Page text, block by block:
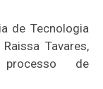
de Tecnologia
Tavares,
de